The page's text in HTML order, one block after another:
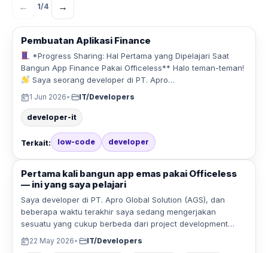
← 1/4 →
Pembuatan Aplikasi Finance
*Progress Sharing: Hal Pertama yang Dipelajari Saat
Bangun App Finance Pakai Officeless** Halo teman-teman!
Saya seorang developer di PT. Apro…
1 Jun 2026• IT/Developers
developer-it
Terkait: low-code developer
Pertama kali bangun app emas pakai Officeless
— ini yang saya pelajari
Saya developer di PT. Apro Global Solution (AGS), dan
beberapa waktu terakhir saya sedang mengerjakan
sesuatu yang cukup berbeda dari project development…
22 May 2026• IT/Developers